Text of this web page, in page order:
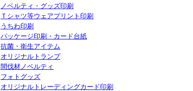
ノベルティ・グッズ印刷
Ｔシャツ等ウェアプリント印刷
うちわ印刷
パッケージ印刷・カード台紙
抗菌・衛生アイテム
オリジナルトランプ
間伐材ノベルティ
フォトグッズ
オリジナルトレーディングカード印刷